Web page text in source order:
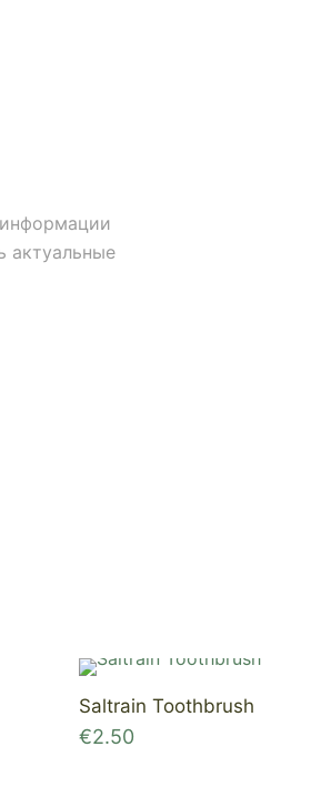
актуальные
Saltrain Toothbrush
€2.50